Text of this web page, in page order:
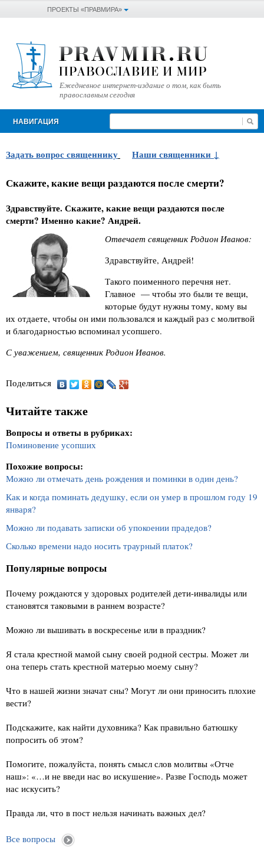
ПРОЕКТЫ «ПРАВМИРА»
Ежедневное интернет-издание о том, как быть
православным сегодня
НАВИГАЦИЯ
Задать вопрос священнику Наши священники
Скажите, какие вещи раздаются после смерти?
Здравствуйте. Скажите, какие вещи раздаются после
смерти? Именно какие? Андрей.
Отвечает священник Родион Иванов:
Здравствуйте, Андрей!
Такого поименного перечня нет.
Главное — чтобы это были те вещи,
которые будут нужны тому, кому вы
их отдаете, чтобы он ими пользовался и каждый раз с молитвой
и благодарностью вспоминал усопшего.
С уважением, священник Родион Иванов.
Поделиться
Читайте также
Вопросы и ответы в рубриках:
Поминовение усопших
Похожие вопросы:
Можно ли отмечать день рождения и поминки в один день?
Как и когда поминать дедушку, если он умер в прошлом году 19
января?
Можно ли подавать записки об упокоении прадедов?
Сколько времени надо носить траурный платок?
Популярные вопросы
Почему рождаются у здоровых родителей дети-инвалиды или
становятся таковыми в раннем возрасте?
Можно ли вышивать в воскресенье или в праздник?
Я стала крестной мамой сыну своей родной сестры. Может ли
она теперь стать крестной матерью моему сыну?
Что в нашей жизни значат сны? Могут ли они приносить плохие
вести?
Подскажите, как найти духовника? Как правильно батюшку
попросить об этом?
Помогите, пожалуйста, понять смысл слов молитвы «Отче
наш»: «…и не введи нас во искушение». Разве Господь может
нас искусить?
Правда ли, что в пост нельзя начинать важных дел?
Все вопросы